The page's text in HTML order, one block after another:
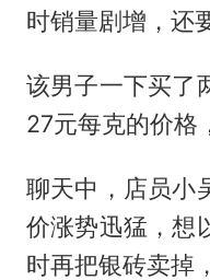
时销量剧增，还
该男子一下买了
27元每克的价格
聊天中，店员小
价涨势迅猛，想
时再把银砖卖掉